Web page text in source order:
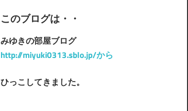
このブログは・・
みゆきの部屋ブログ
http://miyuki0313.sblo.jp/から
ひっこしてきました。